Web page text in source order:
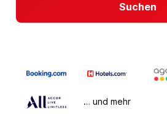
Suchen
… und mehr